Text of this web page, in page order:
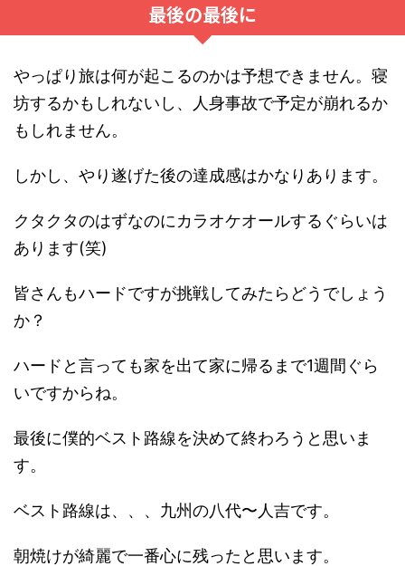
最後の最後に
やっぱり旅は何が起こるのかは予想できません。寝
坊するかもしれないし、人身事故で予定が崩れるか
もしれません。
しかし、やり遂げた後の達成感はかなりあります。
クタクタのはずなのにカラオケオールするぐらいは
あります(笑)
皆さんもハードですが挑戦してみたらどうでしょう
か？
ハードと言っても家を出て家に帰るまで1週間ぐら
いですからね。
最後に僕的ベスト路線を決めて終わろうと思いま
す。
ベスト路線は、、、九州の八代〜人吉です。
朝焼けが綺麗で一番心に残ったと思います。